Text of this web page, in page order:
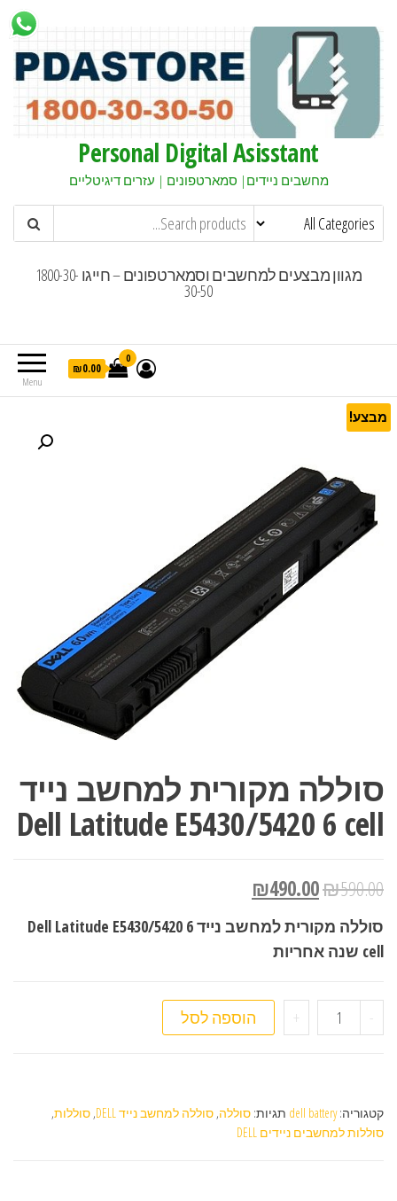
Personal Digital Asisstant
מחשבים ניידים| סמארטפונים | עזרים דיגיטליים
מגוון מבצעים למחשבים וסמארטפונים – חייגו 1800-30-
30-50
Menu
0
₪0.00
מבצע!
סוללה מקורית למחשב נייד
Dell Latitude E5430/5420 6 cell
₪590.00
₪490.00
סוללה מקורית למחשב נייד Dell Latitude E5430/5420 6
cell שנה אחריות
- כמות של סוללה מקורית למחשב נייד Dell Latitude E5430/5420 6 cell
+ הוספה לסל
קטגוריה:dell battery תגיות: סוללה, סוללה למחשב נייד DELL , סוללות,
סוללות למחשבים ניידים DELL